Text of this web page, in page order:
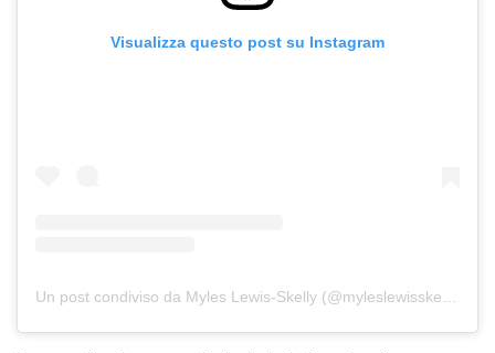
Visualizza questo post su Instagram